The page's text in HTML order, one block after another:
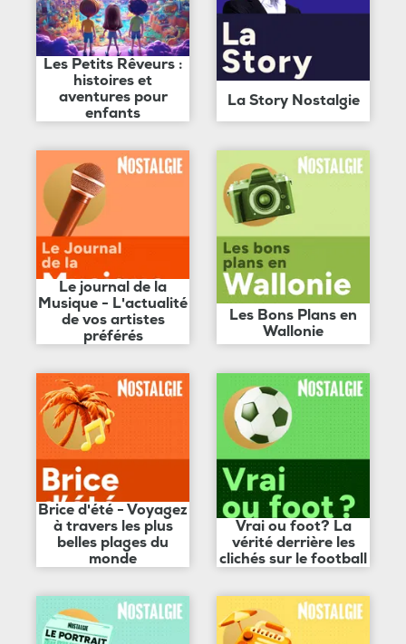
Les Petits Rêveurs :
histoires et
aventures pour
enfants
La Story Nostalgie
Le journal de la
Musique - L'actualité
de vos artistes
préférés
Les Bons Plans en
Wallonie
Brice d'été - Voyagez
à travers les plus
belles plages du
monde
Vrai ou foot? La
vérité derrière les
clichés sur le football